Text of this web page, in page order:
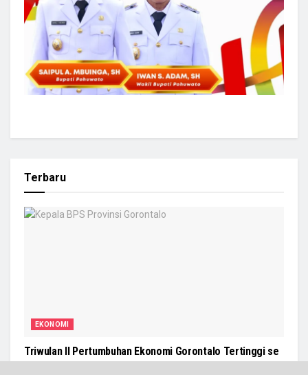
Terbaru
EKONOMI
Triwulan II Pertumbuhan Ekonomi Gorontalo Tertinggi se